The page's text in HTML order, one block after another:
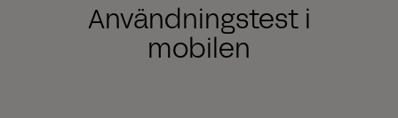
Användningstest i
mobilen